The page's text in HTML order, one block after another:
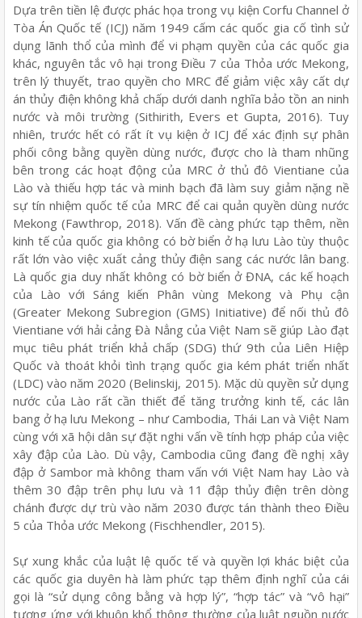
Dựa trên tiền lệ được phác họa trong vụ kiện Corfu Channel ở
Tòa Án Quốc tế (ICJ) năm 1949 cấm các quốc gia cố tình sử
dụng lãnh thổ của mình để vi phạm quyền của các quốc gia
khác, nguyên tắc vô hại trong Điều 7 của Thỏa ước Mekong,
trên lý thuyết, trao quyền cho MRC để giảm việc xây cất dự
án thủy điện không khả chấp dưới danh nghĩa bảo tồn an ninh
nước và môi trường (Sithirith, Evers et Gupta, 2016). Tuy
nhiên, trước hết có rất ít vụ kiện ở ICJ để xác định sự phân
phối công bằng quyền dùng nước, được cho là tham nhũng
bên trong các hoạt động của MRC ở thủ đô Vientiane của
Lào và thiếu hợp tác và minh bạch đã làm suy giảm nặng nề
sự tín nhiệm quốc tế của MRC để cai quản quyền dùng nước
Mekong (Fawthrop, 2018). Vấn đề càng phức tạp thêm, nền
kinh tế của quốc gia không có bờ biển ở hạ lưu Lào tùy thuộc
rất lớn vào việc xuất cảng thủy điện sang các nước lân bang.
Là quốc gia duy nhất không có bờ biển ở ĐNA, các kế hoạch
của Lào với Sáng kiến Phân vùng Mekong và Phụ cận
(Greater Mekong Subregion (GMS) Initiative) để nối thủ đô
Vientiane với hải cảng Đà Nẳng của Việt Nam sẽ giúp Lào đạt
mục tiêu phát triển khả chấp (SDG) thứ 9th của Liên Hiệp
Quốc và thoát khỏi tình trạng quốc gia kém phát triển nhất
(LDC) vào năm 2020 (Belinskij, 2015). Mặc dù quyền sử dụng
nước của Lào rất cần thiết để tăng trưởng kinh tế, các lân
bang ở hạ lưu Mekong – như Cambodia, Thái Lan và Việt Nam
cùng với xã hội dân sự đặt nghi vấn về tính hợp pháp của việc
xây đập của Lào. Dù vậy, Cambodia cũng đang đề nghị xây
đập ở Sambor mà không tham vấn với Việt Nam hay Lào và
thêm 30 đập trên phụ lưu và 11 đập thủy điện trên dòng
chánh được dự trù vào năm 2030 được tán thành theo Điều
5 của Thỏa ước Mekong (Fischhendler, 2015).
Sự xung khắc của luật lệ quốc tế và quyền lợi khác biệt của
các quốc gia duyên hà làm phức tạp thêm định nghĩ của cái
gọi là “sử dụng công bằng và hợp lý”, “hợp tác” và “vô hại”
tương ứng với khuôn khổ thông thường của luật nguồn nước